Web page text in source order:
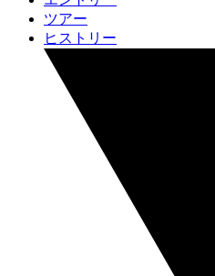
ツアー
ヒストリー